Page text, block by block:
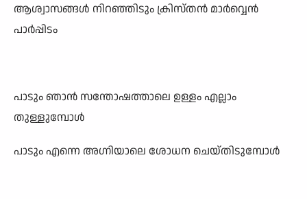
ആശ്വാസങ്ങൾ നിറഞ്ഞിടും ക്രിസ്തൻ മാർവ്വെൻ
പാർപ്പിടം
പാടും ഞാൻ സന്തോഷത്താലെ ഉള്ളം എല്ലാം
തുള്ളുമ്പോൾ
പാടും എന്നെ അഗ്നിയാലെ ശോധന ചെയ്തിടുമ്പോൾ